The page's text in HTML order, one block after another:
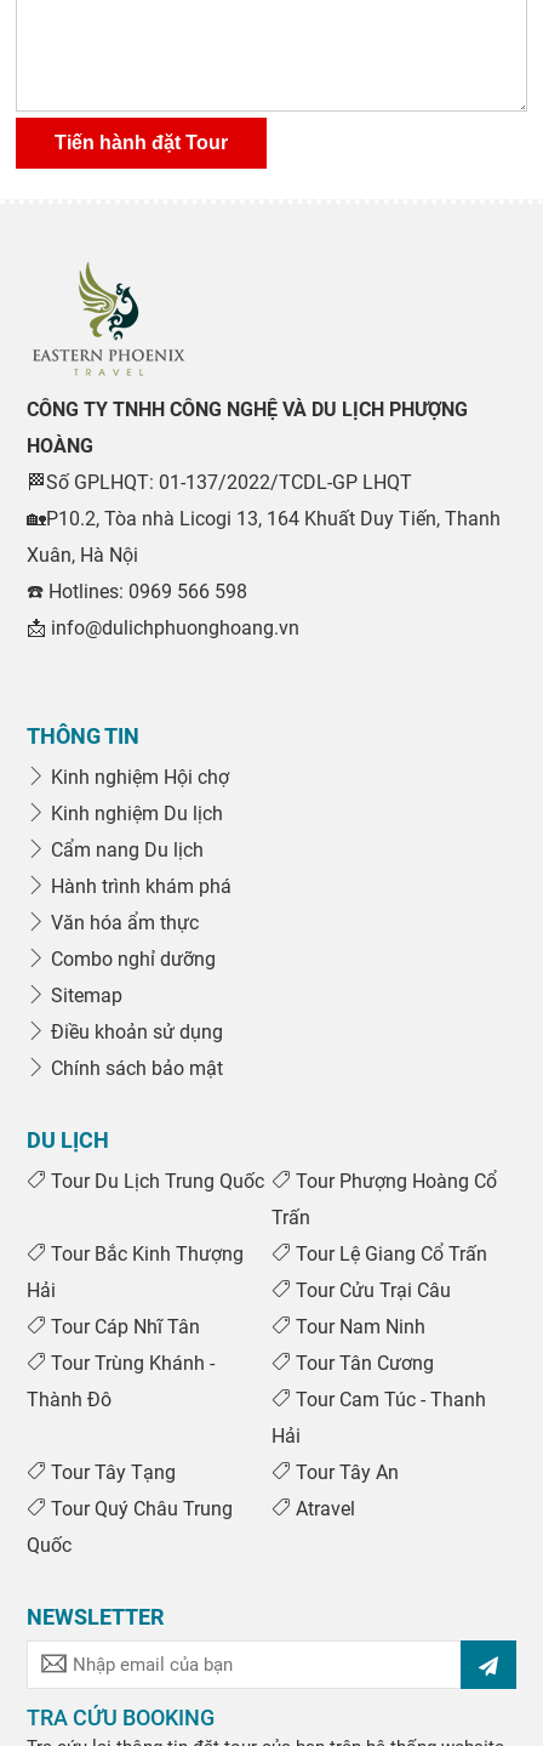
CÔNG TY TNHH CÔNG NGHỆ VÀ DU LỊCH PHƯỢNG
HOÀNG
🏁Số GPLHQT: 01-137/2022/TCDL-GP LHQT
🏡P10.2, Tòa nhà Licogi 13, 164 Khuất Duy Tiến, Thanh
Xuân, Hà Nội
☎️ Hotlines: 0969 566 598
📩 info@dulichphuonghoang.vn
THÔNG TIN
Kinh nghiệm Hội chợ
Kinh nghiệm Du lịch
Cẩm nang Du lịch
Hành trình khám phá
Văn hóa ẩm thực
Combo nghỉ dưỡng
Sitemap
Điều khoản sử dụng
Chính sách bảo mật
DU LỊCH
Tour Du Lịch Trung Quốc
Tour Phượng Hoàng Cổ
Trấn
Tour Bắc Kinh Thượng
Hải
Tour Lệ Giang Cổ Trấn
Tour Cửu Trại Câu
Tour Cáp Nhĩ Tân
Tour Nam Ninh
Tour Trùng Khánh -
Thành Đô
Tour Tân Cương
Tour Cam Túc - Thanh
Hải
Tour Tây Tạng
Tour Tây An
Tour Quý Châu Trung
Quốc
Atravel
NEWSLETTER
TRA CỨU BOOKING